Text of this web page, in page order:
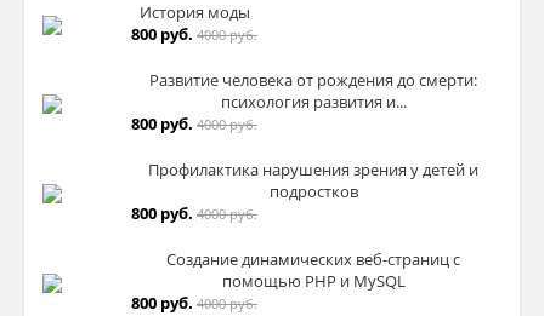
История моды
800 руб. 4000 руб.
Развитие человека от рождения до смерти:
психология развития и...
800 руб. 4000 руб.
Профилактика нарушения зрения у детей и
подростков
800 руб. 4000 руб.
Создание динамических веб-страниц с
помощью PHP и MySQL
800 руб. 4000 руб.